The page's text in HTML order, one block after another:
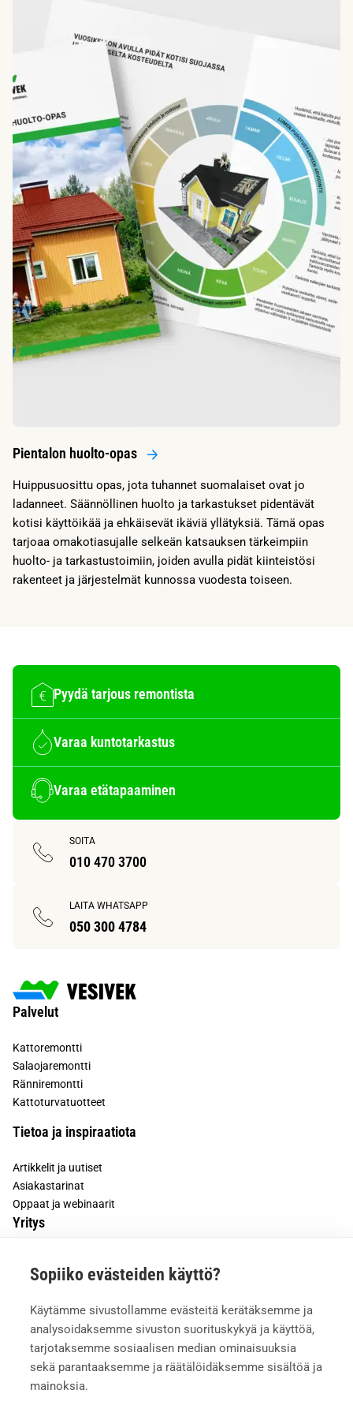
Sopiiko evästeiden käyttö?
Käytämme sivustollamme evästeitä kerätäksemme ja
analysoidaksemme sivuston suorituskykyä ja käyttöä,
tarjotaksemme sosiaalisen median ominaisuuksia
sekä parantaaksemme ja räätälöidäksemme sisältöä ja
mainoksia.
Pientalon huolto-opas
Huippusuosittu opas, jota tuhannet suomalaiset ovat jo
ladanneet. Säännöllinen huolto ja tarkastukset pidentävät
kotisi käyttöikää ja ehkäisevät ikäviä yllätyksiä. Tämä opas
tarjoaa omakotiasujalle selkeän katsauksen tärkeimpiin
huolto- ja tarkastustoimiin, joiden avulla pidät kiinteistösi
rakenteet ja järjestelmät kunnossa vuodesta toiseen.
Pyydä tarjous remontista
Varaa kuntotarkastus
Varaa etätapaaminen
SOITA
010 470 3700
LAITA WHATSAPP
050 300 4784
Palvelut
Kattoremontti
Salaojaremontti
Ränniremontti
Kattoturvatuotteet
Tietoa ja inspiraatiota
Artikkelit ja uutiset
Asiakastarinat
Oppaat ja webinaarit
Yritys
Asiakkaiden kokemuksia
Yhteystiedot
Mediapankki